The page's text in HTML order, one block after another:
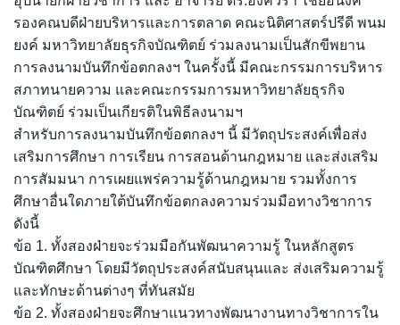
รองคณบดีฝ่ายบริหารและการตลาด คณะนิติศาสตร์ปรีดี พนม
ยงค์ มหาวิทยาลัยธุรกิจบัณฑิตย์ ร่วมลงนามเป็นสักขีพยาน
การลงนามบันทึกข้อตกลงฯ ในครั้งนี้ มีคณะกรรมการบริหาร
สภาทนายความ และคณะกรรมการมหาวิทยาลัยธุรกิจ
บัณฑิตย์ ร่วมเป็นเกียรติในพิธีลงนามฯ
สำหรับการลงนามบันทึกข้อตกลงฯ นี้ มีวัตถุประสงค์เพื่อส่ง
เสริมการศึกษา การเรียน การสอนด้านกฎหมาย และส่งเสริม
การสัมมนา การเผยแพร่ความรู้ด้านกฎหมาย รวมทั้งการ
ศึกษาอื่นใดภายใต้บันทึกข้อตกลงความร่วมมือทางวิชาการ
ดังนี้
ข้อ 1. ทั้งสองฝ่ายจะร่วมมือกันพัฒนาความรู้ ในหลักสูตร
บัณฑิตศึกษา โดยมีวัตถุประสงค์สนับสนุนและ ส่งเสริมความรู้
และทักษะด้านต่างๆ ที่ทันสมัย
ข้อ 2. ทั้งสองฝ่ายจะศึกษาแนวทางพัฒนางานทางวิชาการใน